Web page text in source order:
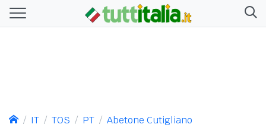
IT TOS PT Abetone Cutigliano